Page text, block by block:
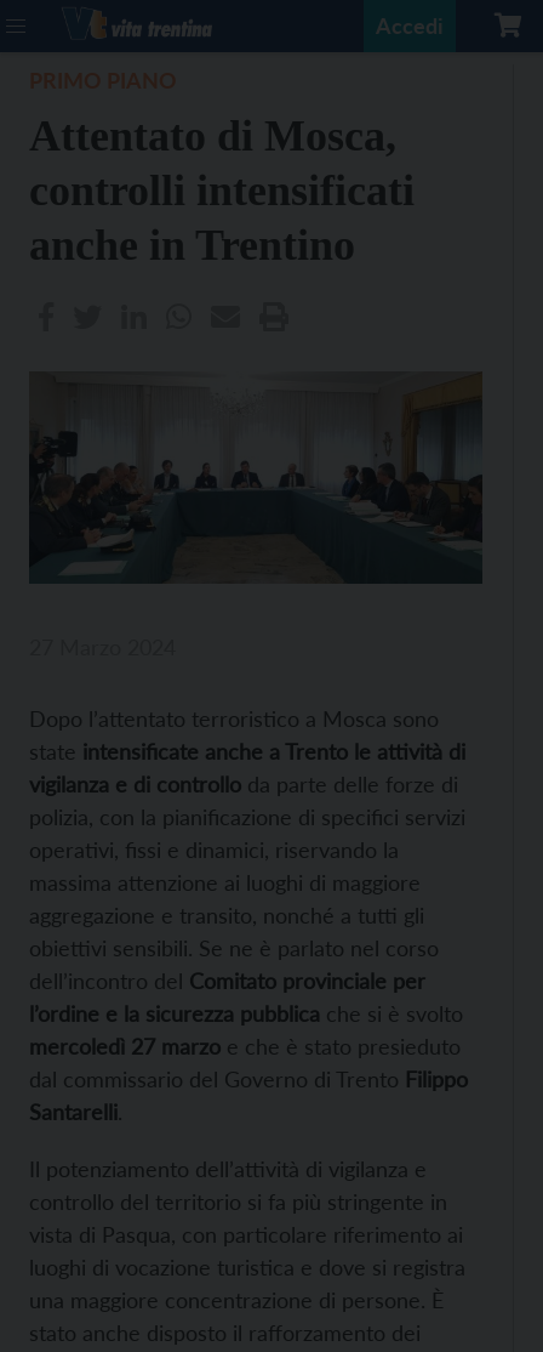
Accedi
Attentato di Mosca,
controlli intensificati
anche in Trentino
Dopo l’attentato terroristico a Mosca sono
state intensificate anche a Trento le attività di
vigilanza e di controllo da parte delle forze di
polizia, con la pianificazione di specifici servizi
operativi, fissi e dinamici, riservando la
massima attenzione ai luoghi di maggiore
aggregazione e transito, nonché a tutti gli
obiettivi sensibili. Se ne è parlato nel corso
dell’incontro del Comitato provinciale per
l’ordine e la sicurezza pubblica che si è svolto
mercoledì 27 marzo e che è stato presieduto
dal commissario del Governo di Trento Filippo
Santarelli.
Il potenziamento dell’attività di vigilanza e
controllo del territorio si fa più stringente in
vista di Pasqua, con particolare riferimento ai
luoghi di vocazione turistica e dove si registra
una maggiore concentrazione di persone. È
stato anche disposto il rafforzamento dei